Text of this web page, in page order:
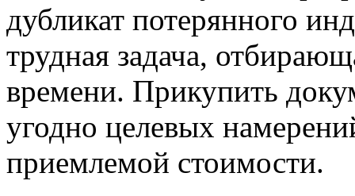
дубликат потерянного
трудная задача,
времени. Прикупить
угодно целевых
приемлемой стоимости.